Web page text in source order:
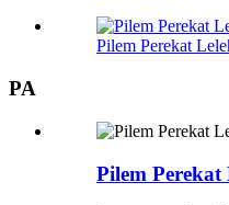
Pilem Perekat
PA
Pilem Perekat